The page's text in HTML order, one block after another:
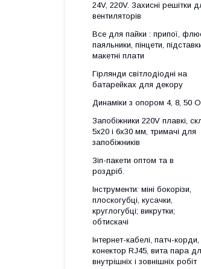
24V, 220V. Захисні решітки
вентиляторів
Все для пайки : припої,
паяльники, пінцети,
макетні плати
Гірлянди світлодіодні на
батарейках для декору
Динаміки з опором 4, 8, 50
Запобіжники 220V плавкі,
5x20 і 6х30 мм, тримачі для
запобіжників
Зіп-пакети оптом та в
роздріб.
Інструменти: міні бокорізи,
плоскогубці, кусачки,
круглогубці; викрутки;
обтискачі
Інтернет-кабелі, патч-корди,
конектор RJ45, вита пара
внутрішніх і зовнішніх робіт